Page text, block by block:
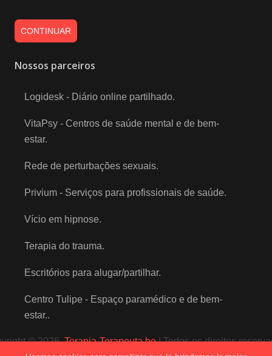
CONTINUAR
Nossos parceiros
Logidesk - Diário online partilhado.
VitaPsy - Centros de saúde mental e de bem-
estar.
Rede de perturbações sexuais.
Privium - Serviços para profissionais de saúde.
Vício em hipnose.
Terapia do trauma.
Escritórios para alugar/partilhar.
Centro Tulipe - Espaço paramédico e de bem-
estar..
© 2026 Terapia-Terapeuta.be | Todos os direitos